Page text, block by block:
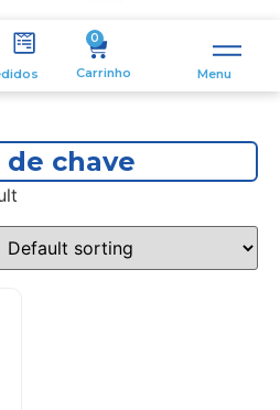
0
Carrinho Menu
de chave